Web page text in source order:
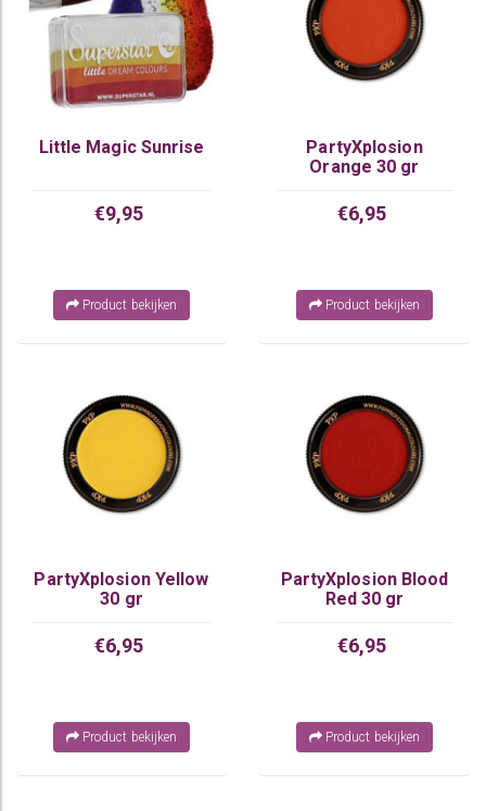
Little Magic Sunrise
€9,95
Product bekijken
PartyXplosion
Orange 30 gr
€6,95
Product bekijken
PartyXplosion Yellow
30 gr
€6,95
Product bekijken
PartyXplosion Blood
Red 30 gr
€6,95
Product bekijken